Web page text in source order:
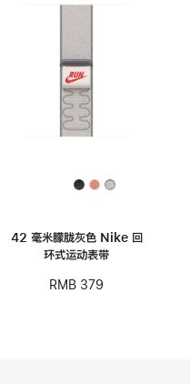
42 毫米朦胧灰色 Nike 回
环式运动表带
RMB 379